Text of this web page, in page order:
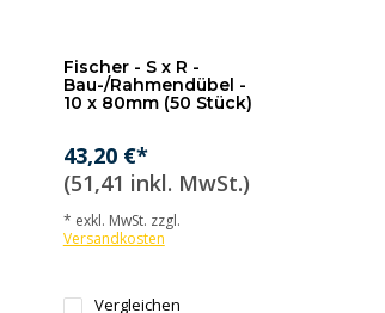
Fischer - S x R -
Bau-/Rahmendübel -
10 x 80mm (50 Stück)
43,20 €*
(51,41 inkl. MwSt.)
* exkl. MwSt. zzgl.
Versandkosten
Vergleichen